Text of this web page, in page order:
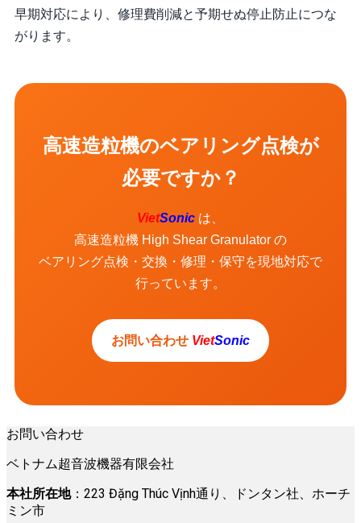
早期対応により、修理費削減と予期せぬ停止防止につな
がります。
高速造粒機のベアリング点検が
必要ですか？
VietSonic は、
高速造粒機 High Shear Granulator の
ベアリング点検・交換・修理・保守を現地対応で
行っています。
お問い合わせ VietSonic
お問い合わせ
ベトナム超音波機器有限会社
本社所在地：223 Đặng Thúc Vịnh通り、ドンタン社、ホーチ
ミン市